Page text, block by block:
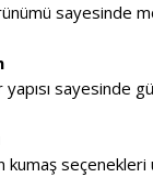
sayesinde
yapısı sayesinde
kumaş seçenekleri